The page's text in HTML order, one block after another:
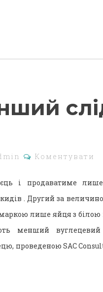
Коментувати
і продаватиме
. Другий за
лише яйця з білою
менший вуглецевий
проведеною SAC